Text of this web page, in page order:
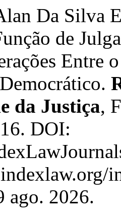
Da Silva
de
Entre
da Justiça,
DOI:
ago. 2026.